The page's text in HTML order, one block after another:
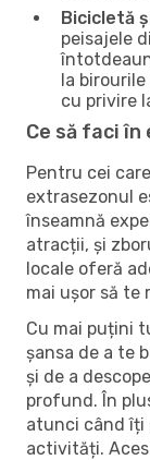
Bicicletă
peisajele
la
cu privire
Ce să faci
Pentru cei
extrasezonul
înseamnă
atracții, și
locale oferă
mai ușor să te
Cu mai puțini
șansa de a te
și de a
profund. În
atunci când îți
activități.